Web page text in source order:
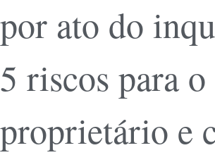
por ato do
5 riscos para o
proprietário e